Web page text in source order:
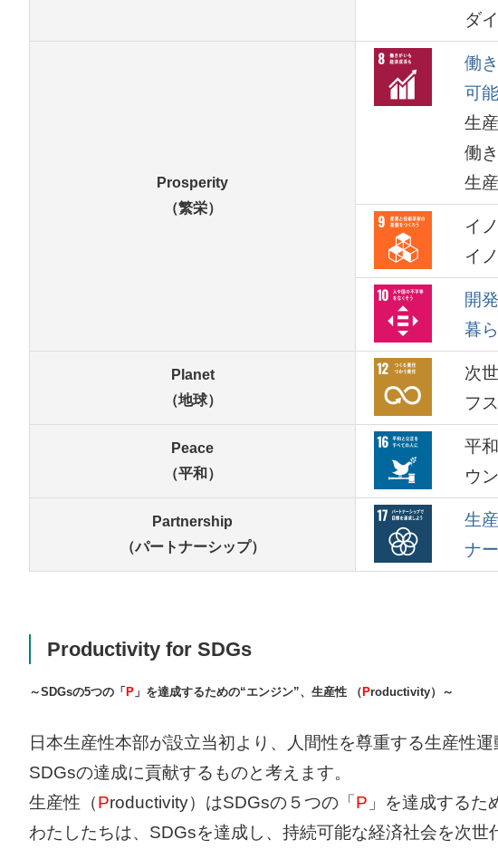
ダ
Prosperity
（繁栄）
働
可
生
働
生
イ
イ
開
暮
Planet
（地球）
次
フ
Peace
（平和）
平
ウ
Partnership
（パートナーシップ）
生
ナ
Productivity for SDGs
～SDGsの5つの「 P 」を達成するための“エンジン”、生産性 （ Productivity）～
日本生産性本部が設立当初より、人間性を尊重する生産性
SDGsの達成に貢献するものと考えます。
生産性（Productivity）はSDGsの５つの「 P 」を達成するた
わたしたちは、SDGsを達成し、持続可能な経済社会を次世